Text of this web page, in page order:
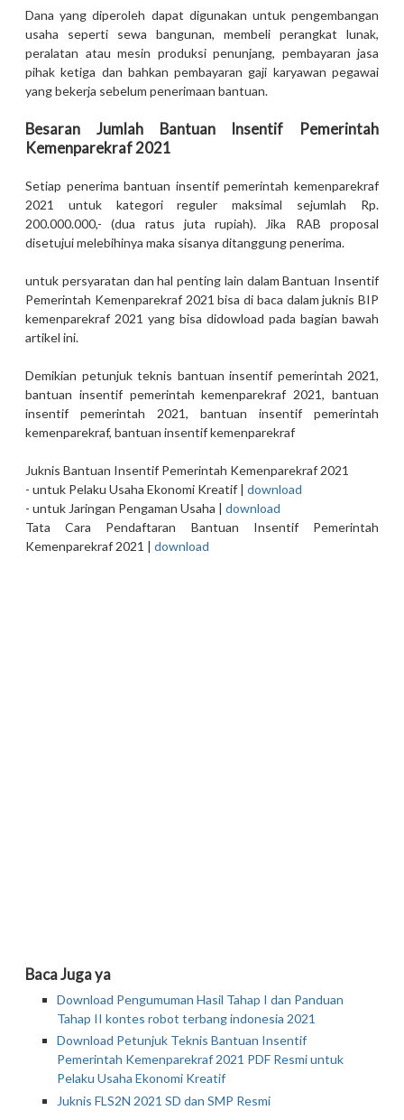
Dana yang diperoleh dapat digunakan untuk pengembangan
usaha seperti sewa bangunan, membeli perangkat lunak,
peralatan atau mesin produksi penunjang, pembayaran jasa
pihak ketiga dan bahkan pembayaran gaji karyawan pegawai
yang bekerja sebelum penerimaan bantuan.
Besaran Jumlah Bantuan Insentif Pemerintah
Kemenparekraf 2021
Setiap penerima bantuan insentif pemerintah kemenparekraf
2021 untuk kategori reguler maksimal sejumlah Rp.
200.000.000,- (dua ratus juta rupiah). Jika RAB proposal
disetujui melebihinya maka sisanya ditanggung penerima.
untuk persyaratan dan hal penting lain dalam Bantuan Insentif
Pemerintah Kemenparekraf 2021 bisa di baca dalam juknis BIP
kemenparekraf 2021 yang bisa didowload pada bagian bawah
artikel ini.
Demikian petunjuk teknis bantuan insentif pemerintah 2021,
bantuan insentif pemerintah kemenparekraf 2021, bantuan
insentif pemerintah 2021, bantuan insentif pemerintah
kemenparekraf, bantuan insentif kemenparekraf
Juknis Bantuan Insentif Pemerintah Kemenparekraf 2021
- untuk Pelaku Usaha Ekonomi Kreatif | download
- untuk Jaringan Pengaman Usaha | download
Tata Cara Pendaftaran Bantuan Insentif Pemerintah
Kemenparekraf 2021 | download
Baca Juga ya
Download Pengumuman Hasil Tahap I dan Panduan
Tahap II kontes robot terbang indonesia 2021
Download Petunjuk Teknis Bantuan Insentif
Pemerintah Kemenparekraf 2021 PDF Resmi untuk
Pelaku Usaha Ekonomi Kreatif
Juknis FLS2N 2021 SD dan SMP Resmi